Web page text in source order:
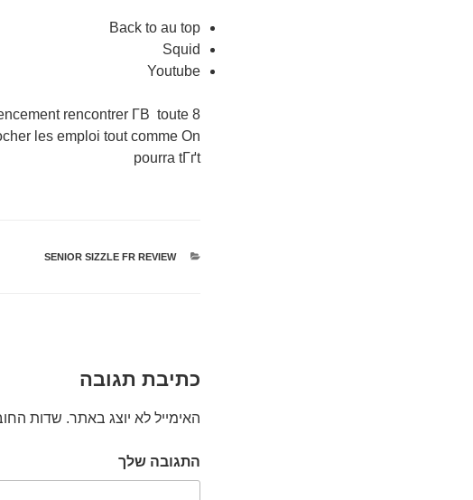
Back to au top
Squid
Youtube
rencontrer Г­В toute
les emploi tout comme On
pourra tГґt
קטגוריות
SENIOR SIZZLE FR REVIEW
כתיבת תגובה
האימייל לא יוצג באתר. שדות
התגובה שלך